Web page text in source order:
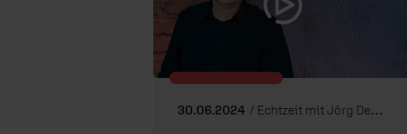
30.06.2024 / Echtzeit mit Jörg Dechert